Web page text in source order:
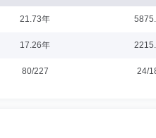
21.73年
17.26年
80/227 24/